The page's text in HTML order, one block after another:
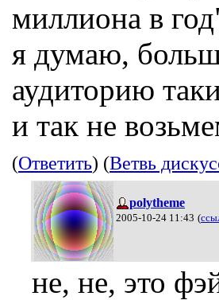
миллиона в
я думаю,
аудиторию
и так не
(Ответить) (Ветвь
polytheme
2005-10-24 11:43 (
не, не, это